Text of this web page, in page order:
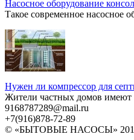
Насосное оборудование
Такое современное насосное
Нужен ли компрессор для
Жители частных домов имеют
9168787289@mail.ru
+7(916)878-72-89
© «БЫТОВЫЕ НАСОСЫ» 2013-